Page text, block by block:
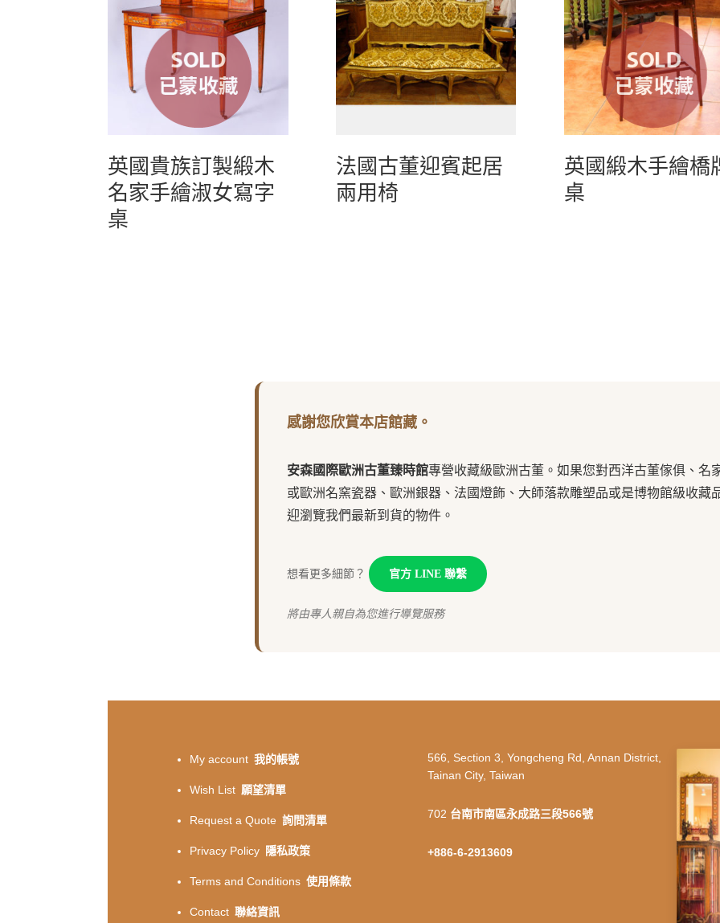
英國貴族訂製緞木
名家手繪淑女寫字
桌
法國古董迎賓起居
兩用椅
英國緞木手繪橋
桌
感謝您欣賞本店館藏。
安森國際歐洲古董臻時館專營收藏級歐洲古董。如果您對西洋古董傢俱、名
或歐洲名窯瓷器、歐洲銀器、法國燈飾、大師落款雕塑品或是博物館級收藏
迎瀏覽我們最新到貨的物件。
想看更多細節？ 官方 LINE 聯繫
將由專人親自為您進行導覽服務
My account 我的帳號
Wish List 願望清單
Request a Quote 詢問清單
Privacy Policy 隱私政策
Terms and Conditions 使用條款
Contact 聯絡資訊
566, Section 3, Yongcheng Rd, Annan District,
Tainan City, Taiwan
702 台南市南區永成路三段566號
+886-6-2913609